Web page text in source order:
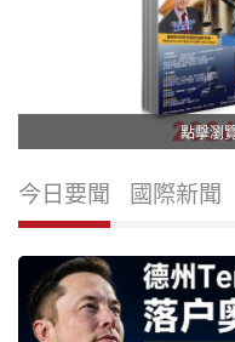
點擊瀏
今日要聞 國際新聞